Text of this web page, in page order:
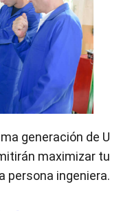
generación de U
maximizar tu
persona ingeniera.